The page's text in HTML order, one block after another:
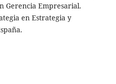
Gerencia Empresarial.
en Estrategia y